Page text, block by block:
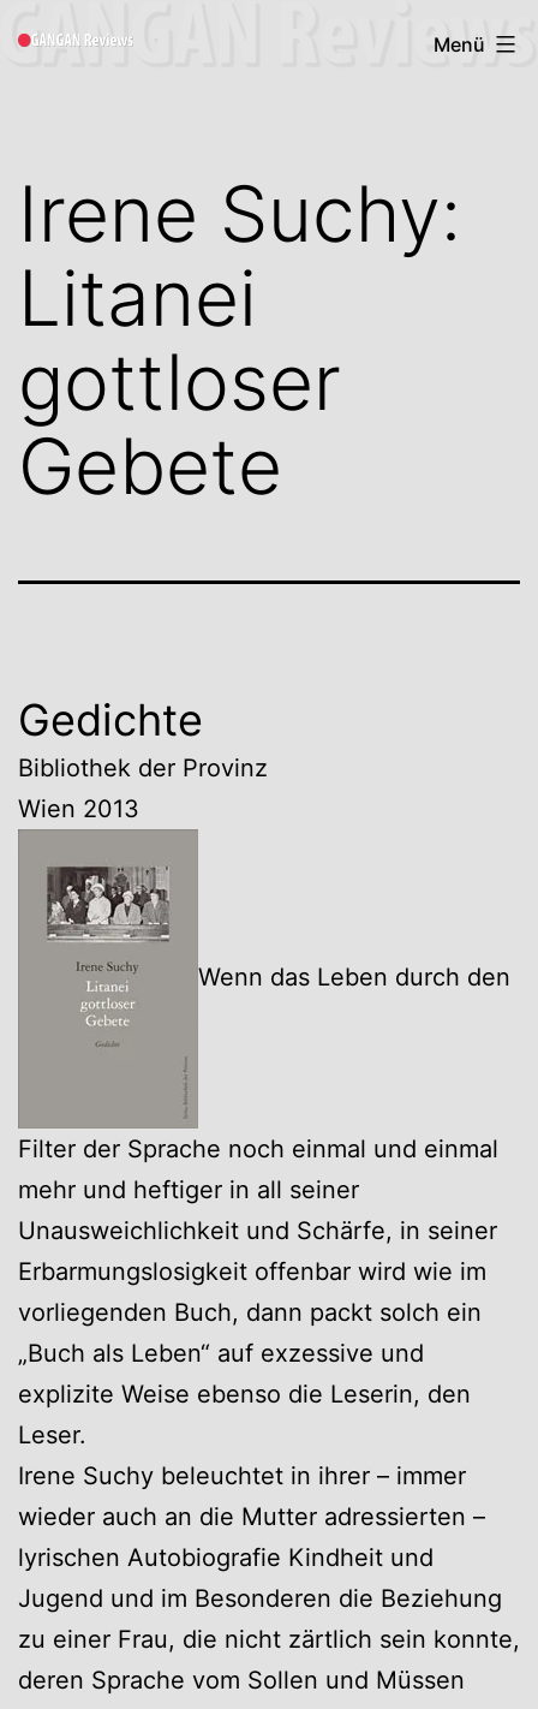
Gangan
Menü
Irene Suchy:
Litanei
gottloser
Gebete
Gedichte
Bibliothek der Provinz
Wien 2013
Wenn das Leben durch den
Filter der Sprache noch einmal und einmal
mehr und heftiger in all seiner
Unausweichlichkeit und Schärfe, in seiner
Erbarmungslosigkeit offenbar wird wie im
vorliegenden Buch, dann packt solch ein
„Buch als Leben“ auf exzessive und
explizite Weise ebenso die Leserin, den
Leser.
Irene Suchy beleuchtet in ihrer – immer
wieder auch an die Mutter adressierten –
lyrischen Autobiografie Kindheit und
Jugend und im Besonderen die Beziehung
zu einer Frau, die nicht zärtlich sein konnte,
deren Sprache vom Sollen und Müssen